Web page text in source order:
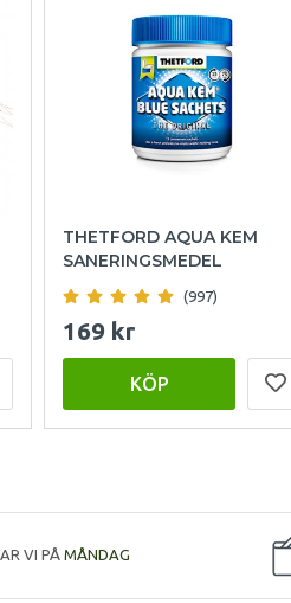
THETFORD AQUA KEM
SANERINGSMEDEL
(997)
169 kr
KÖP
VI PÅ MÅNDAG